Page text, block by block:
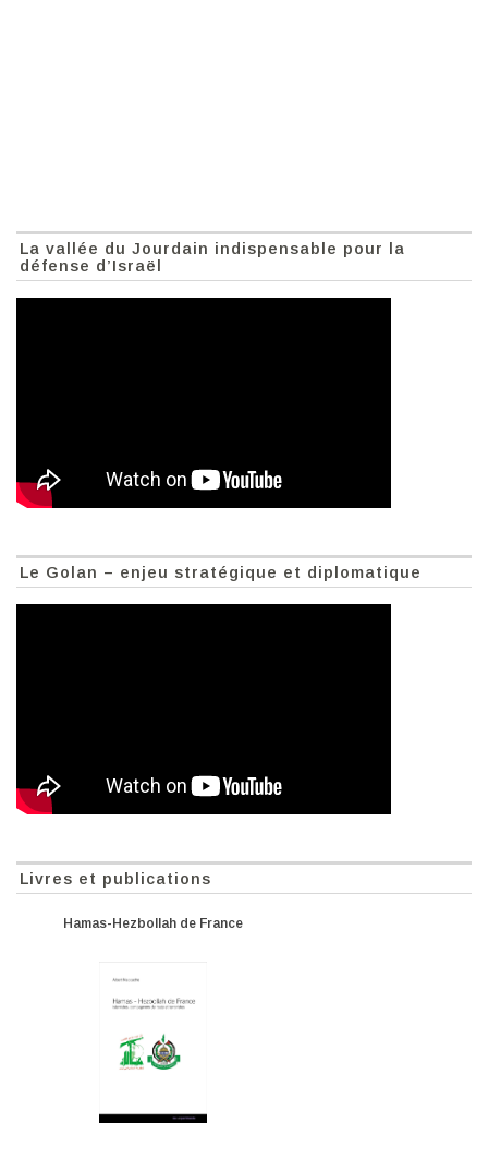
La vallée du Jourdain indispensable pour la
défense d’Israël
Le Golan – enjeu stratégique et diplomatique
Livres et publications
Hamas-Hezbollah de France